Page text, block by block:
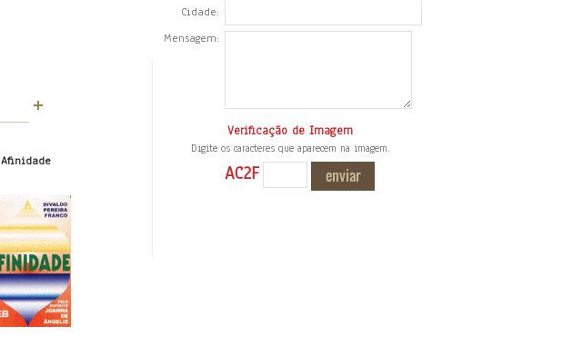
Afinidade
Cidade:
Mensagem:
Verificação de Imagem
Digite os caracteres que aparecem na imagem.
AC2F